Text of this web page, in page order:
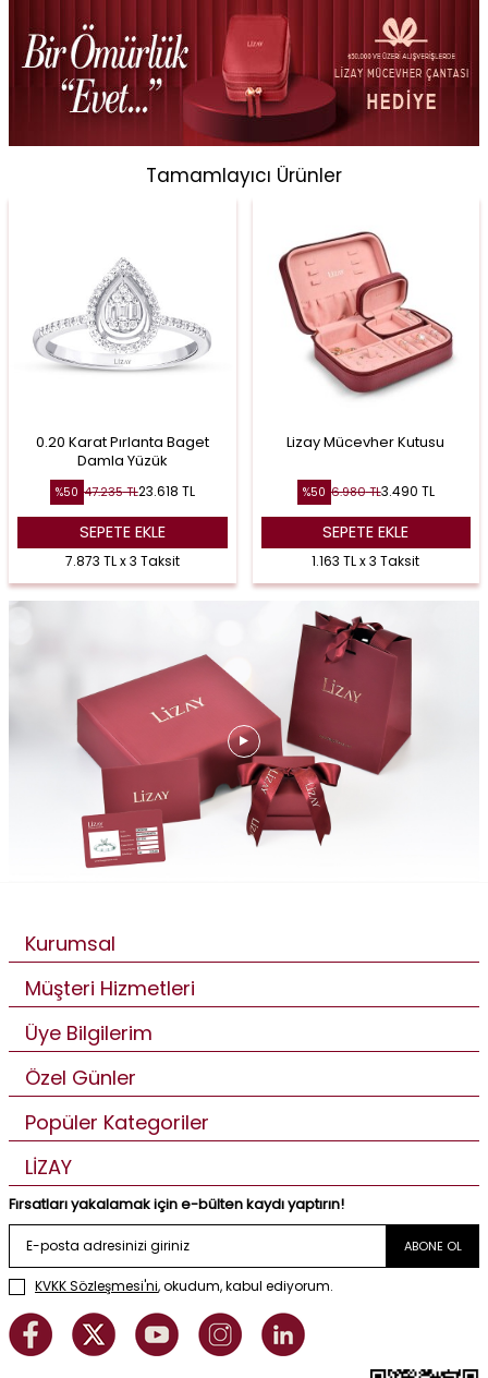
Tamamlayıcı Ürünler
0.20 Karat Pırlanta Baget
Damla Yüzük
%50 47.235TL23.618 TL
SEPETE EKLE
7.873 TL x 3 Taksit
Lizay Mücevher Kutusu
%50 6.980TL3.490 TL
SEPETE EKLE
1.163 TL x 3 Taksit
Kurumsal
Müşteri Hizmetleri
Üye Bilgilerim
Özel Günler
Popüler Kategoriler
LİZAY
Fırsatları yakalamak için e-bülten kaydı yaptırın!
ABONE OL
KVKK Sözleşmesi'ni, okudum, kabul ediyorum.